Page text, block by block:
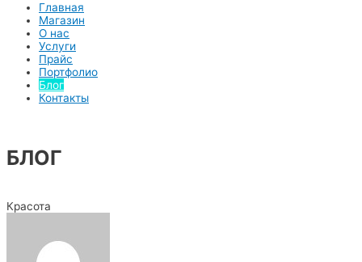
Главная
Магазин
О нас
Услуги
Прайс
Портфолио
Блог
Контакты
БЛОГ
Красота